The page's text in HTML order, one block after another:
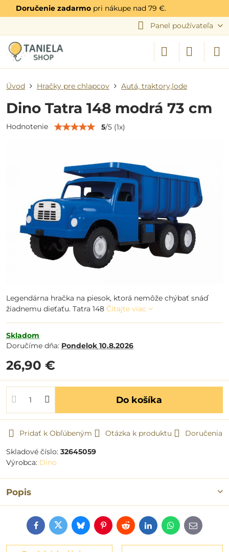
Doručenie zadarmo pri nákupe nad 79 €.
Panel používateľa
Úvod Hračky pre chlapcov Autá, traktory,lode
Dino Tatra 148 modrá 73 cm
Hodnotenie 5/5 (1x)
Legendárna hračka na piesok, ktorá nemôže chýbať snáď
žiadnemu dieťaťu. Tatra 148 Čítajte viac
Skladom
Doručíme dňa: Pondelok 10.8.2026
26,90 €
Do košíka
Pridať k Obľúbeným Otázka k produktu
Doručenia
Skladové číslo: 32645059
Výrobca: Dino
Popis
FacebookTwitterBlueskyPinterestRedditLinkedInWhatsApp
E-
mail